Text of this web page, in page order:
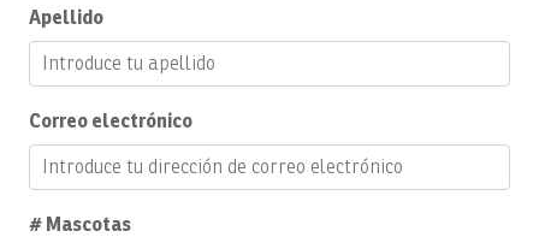
Productos de limpieza
Café
Cafetera
Piscina comunitaria
Apellido
Correo electrónico
# Mascotas